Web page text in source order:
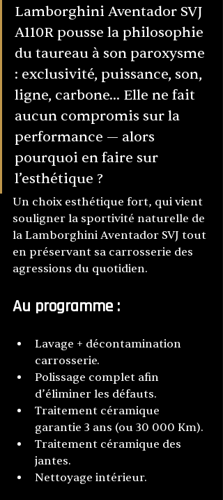
Lamborghini Aventador SVJ
A110R pousse la philosophie
du taureau à son paroxysme
: exclusivité, puissance, son,
ligne, carbone... Elle ne fait
aucun compromis sur la
performance — alors
pourquoi en faire sur
l’esthétique ?
Un choix esthétique fort, qui vient
souligner la sportivité naturelle de
la Lamborghini Aventador SVJ tout
en préservant sa carrosserie des
agressions du quotidien.
Au programme :
Lavage + décontamination
carrosserie.
Polissage complet afin
d’éliminer les défauts.
Traitement céramique
garantie 3 ans (ou 30 000 Km).
Traitement céramique des
jantes.
Nettoyage intérieur.